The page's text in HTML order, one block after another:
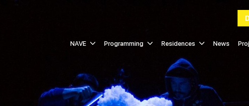
NAVE Programming Residences News